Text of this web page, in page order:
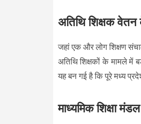
अतिथि शिक्षक
जहां एक और लोग शिक्षण
अतिथि शिक्षकों के मामले में
यह बन गई है कि पूरे मध्य
माध्यमिक शिक्षा